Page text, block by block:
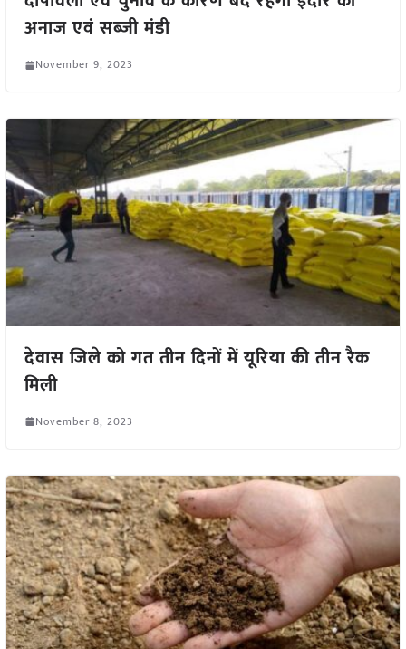
अनाज एवं सब्जी मंडी
November 9, 2023
देवास जिले को गत तीन दिनों में यूरिया की तीन रैक
मिली
November 8, 2023